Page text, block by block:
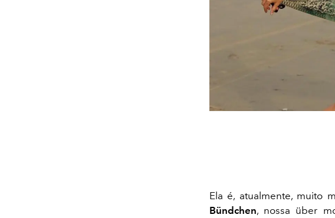
Ela é, atualmente, muito
Bündchen, nossa über